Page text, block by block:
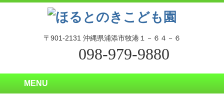
〒901-2131 沖縄県浦添市牧港１－６４－６
098-979-9880
MENU